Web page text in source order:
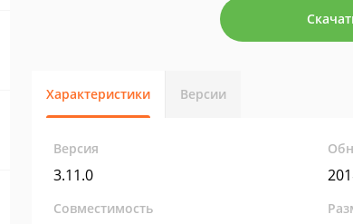
Характеристики Версии
Версия
3.11.0
Совместимость